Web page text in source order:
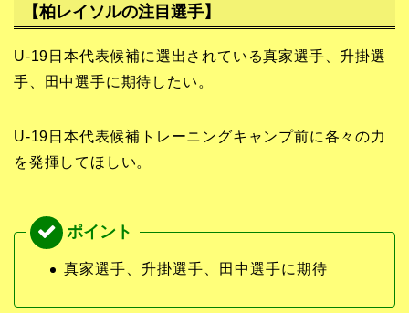
【柏レイソルの注目選手】
U-19日本代表候補に選出されている真家選手、升掛選
手、田中選手に期待したい。
U-19日本代表候補トレーニングキャンプ前に各々の力
を発揮してほしい。
真家選手、升掛選手、田中選手に期待